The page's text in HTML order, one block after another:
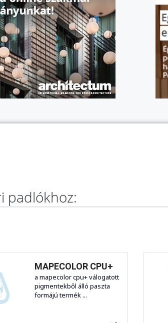
padlókhoz:
MAPECOLOR CPU+
a mapecolor cpu+ válogatott
pigmentekből álló paszta
formájú termék ...